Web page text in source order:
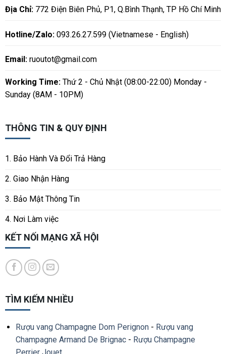
Địa Chỉ:772 Điện Biên Phủ, P1, Q.Bình Thạnh, TP Hồ Chí Minh
Hotline/Zalo:093.26.27.599 (Vietnamese - English)
Email: ruoutot@gmail.com
Working Time:Thứ 2 - Chủ Nhật (08:00-22:00) Monday -
Sunday (8AM - 10PM)
THÔNG TIN & QUY ĐỊNH
1. Bảo Hành Và Đổi Trả Hàng
2. Giao Nhận Hàng
3. Bảo Mật Thông Tin
4. Nơi Làm việc
KẾT NỐI MẠNG XÃ HỘI
TÌM KIẾM NHIỀU
Rượu vang Champagne Dom Perignon- Rượu vang
Champagne Armand De Brignac- Rượu Champagne